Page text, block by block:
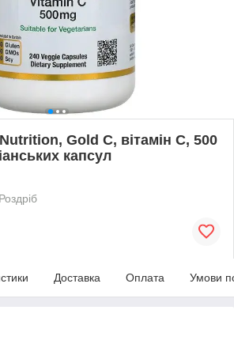
Gold C, вітамін C, 500
капсул
Роздріб
Доставка Оплата Умови